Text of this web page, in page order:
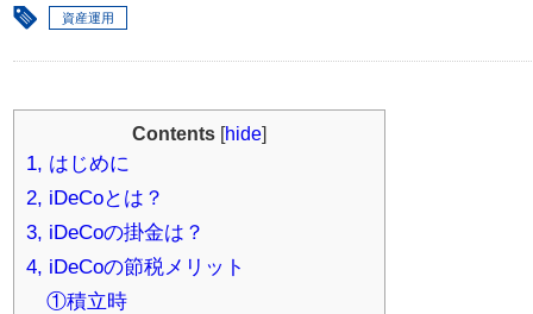
資産運用
Contents [hide]
1, はじめに
2, iDeCoとは？
3, iDeCoの掛金は？
4, iDeCoの節税メリット
①積立時